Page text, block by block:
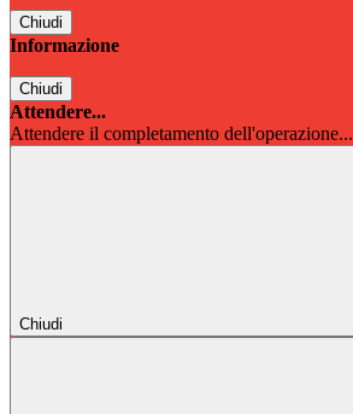
Chiudi
Informazione
Chiudi
Attendere...
Attendere il completamento dell'operazione...
Chiudi